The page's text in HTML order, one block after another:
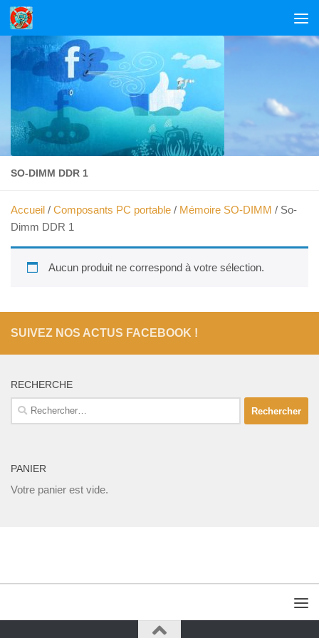
Skip to content
SO-DIMM DDR 1
Accueil / Composants PC portable / Mémoire SO-DIMM / So-
Dimm DDR 1
Aucun produit ne correspond à votre sélection.
SUIVEZ NOS ACTUS FACEBOOK !
RECHERCHE
Rechercher :
PANIER
Votre panier est vide.